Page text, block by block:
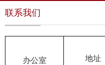
联系我们
办公室 地址